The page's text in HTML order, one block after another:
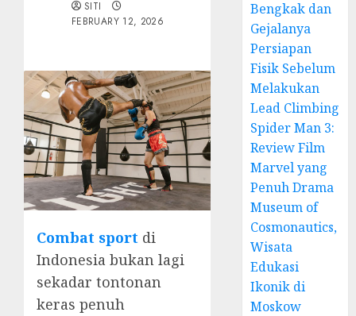
SITI
FEBRUARY 12, 2026
Combat sport di
Indonesia bukan lagi
sekadar tontonan
keras penuh
Bengkak dan
Gejalanya
Persiapan
Fisik Sebelum
Melakukan
Lead Climbing
Spider Man 3:
Review Film
Marvel yang
Penuh Drama
Museum of
Cosmonautics,
Wisata
Edukasi
Ikonik di
Moskow